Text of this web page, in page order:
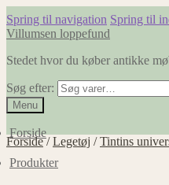
Spring til navigation Spring til
Villumsen loppefund
Stedet hvor du køber antikke
Søg efter:
Menu
Forside
Produkter
Forside/Legetøj /Tintins